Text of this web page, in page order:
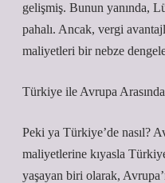
gelişmiş. Bunun yanında,
pahalı. Ancak, vergi
maliyetleri bir nebze
Türkiye ile Avrupa
Peki ya Türkiye’de nasıl?
maliyetlerine kıyasla
yaşayan biri olarak,